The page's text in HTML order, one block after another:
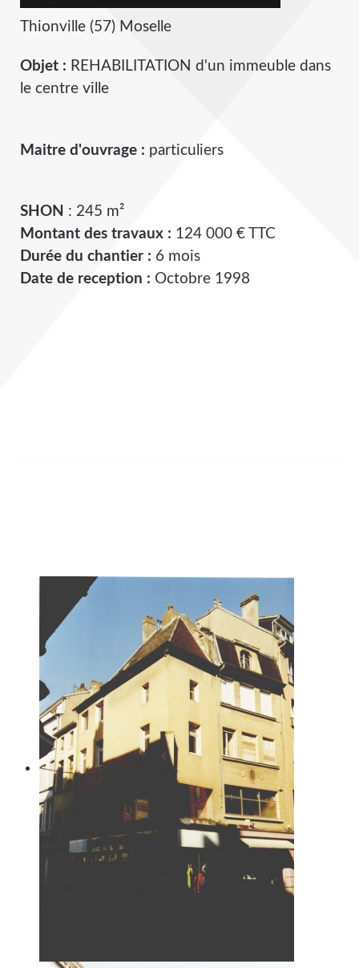
Thionville (57) Moselle
Objet : REHABILITATION d'un immeuble dans
le centre ville
Maitre d'ouvrage : particuliers
SHON : 245 m²
Montant des travaux : 124 000 € TTC
Durée du chantier : 6 mois
Date de reception : Octobre 1998